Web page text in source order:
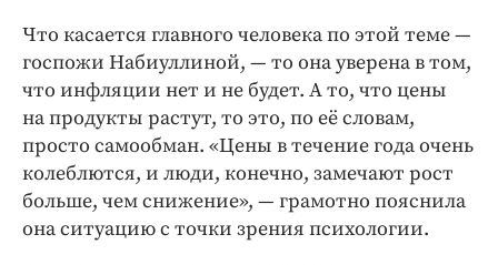
Что касается главного человека по этой теме — ​
госпожи Набиуллиной, — ​то она уверена в том,
что инфляции нет и не будет. А то, что цены
на продукты растут, то это, по её словам,
просто самообман. «Цены в течение года очень
колеблются, и люди, конечно, замечают рост
больше, чем снижение», — ​грамотно пояснила
она ситуацию с точки зрения психологии.